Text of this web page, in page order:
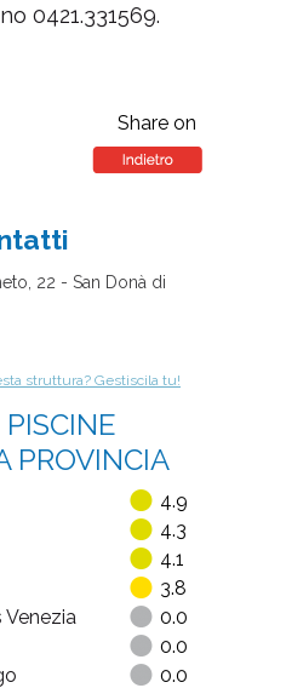
0421.331569.
Share on
22 - San Donà di
struttura? Gestiscila tu!
PROVINCIA
4.9
4.3
4.1
3.8
Venezia
0.0
0.0
0.0